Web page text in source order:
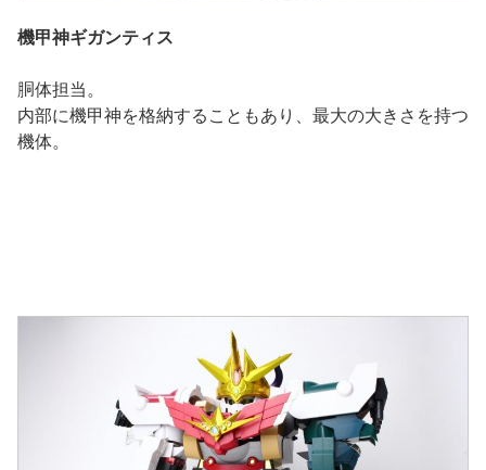
機甲神ギガンティス
胴体担当。
内部に機甲神を格納することもあり、最大の大きさを持つ
機体。